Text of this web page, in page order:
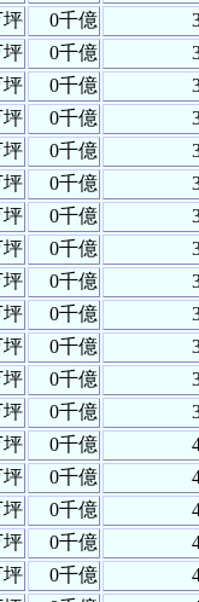
坪 0千億
坪 0千億
坪 0千億
坪 0千億
坪 0千億
坪 0千億
坪 0千億
坪 0千億
坪 0千億
坪 0千億
坪 0千億
坪 0千億
坪 0千億
坪 0千億
坪 0千億
坪 0千億
坪 0千億
坪 0千億